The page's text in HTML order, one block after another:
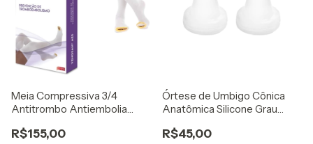
Meia Compressiva 3/4
Antitrombo Antiembolia
R$155,00
Órtese de Umbigo Cônica
Anatômica Silicone Grau
R$45,00